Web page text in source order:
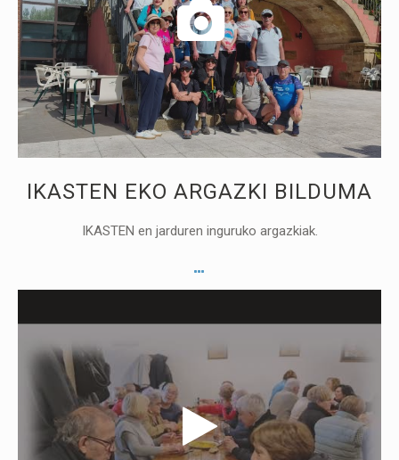
IKASTEN EKO ARGAZKI BILDUMA
IKASTEN en jarduren inguruko argazkiak.